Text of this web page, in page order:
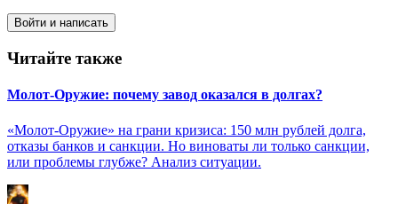
Войти и написать
Читайте также
Молот-Оружие: почему завод оказался в долгах?
«Молот-Оружие» на грани кризиса: 150 млн рублей долга,
отказы банков и санкции. Но виноваты ли только санкции,
или проблемы глубже? Анализ ситуации.